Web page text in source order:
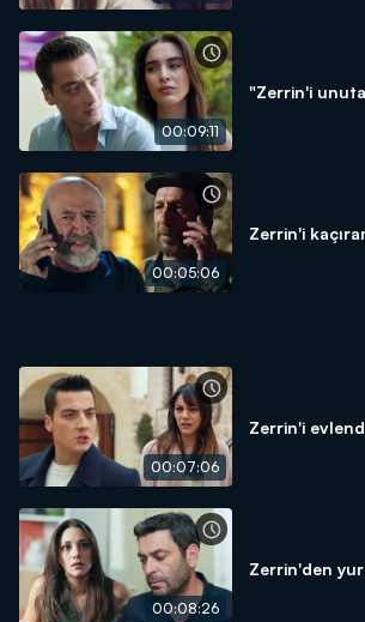
00:09:11
"Zerrin'i
00:05:06
Zerrin'i
00:07:06
Zerrin'i
00:08:26
Zerrin'den